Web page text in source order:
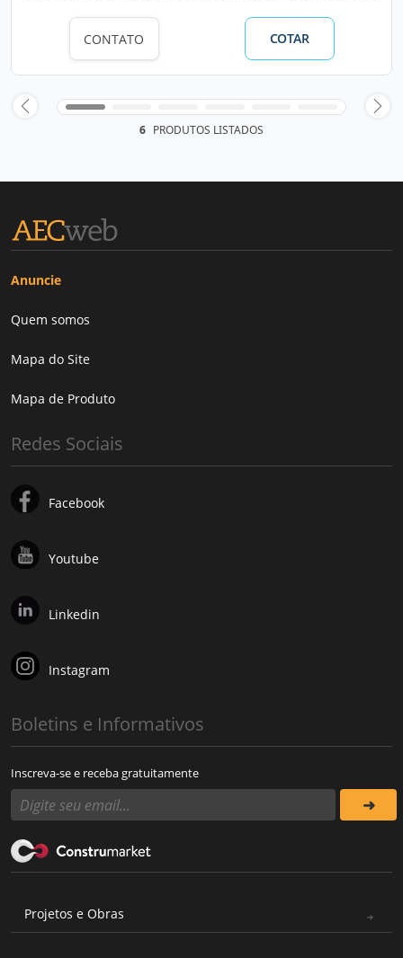
CONTATO COTAR
6 PRODUTOS LISTADOS
Anuncie
Quem somos
Mapa do Site
Mapa de Produto
Redes Sociais
Facebook
Youtube
Linkedin
Instagram
Boletins e Informativos
Inscreva-se e receba gratuitamente
Projetos e Obras